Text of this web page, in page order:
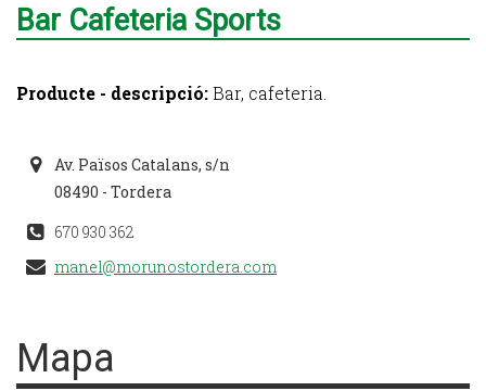
Bar Cafeteria Sports
Producte - descripció:Bar, cafeteria.
Av. Països Catalans, s/n
08490 - Tordera
670 930 362
manel@morunostordera.com
Mapa